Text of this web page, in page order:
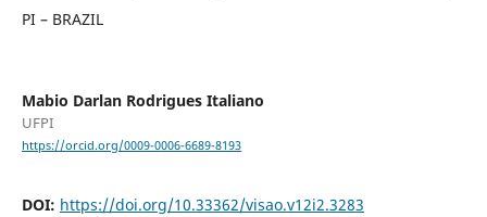
PI – BRAZIL
Mabio Darlan Rodrigues Italiano
UFPI
https://orcid.org/0009-0006-6689-8193
DOI: https://doi.org/10.33362/visao.v12i2.3283